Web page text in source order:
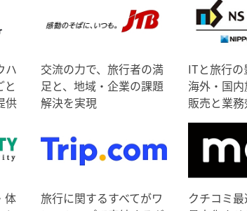
ハ
と
供
交流の力で、旅行者の満
足と、地域・企業の課題
解決を実現
ITと旅行
海外・国
販売と業
体
旅行に関するすべてがワ
クチコミ